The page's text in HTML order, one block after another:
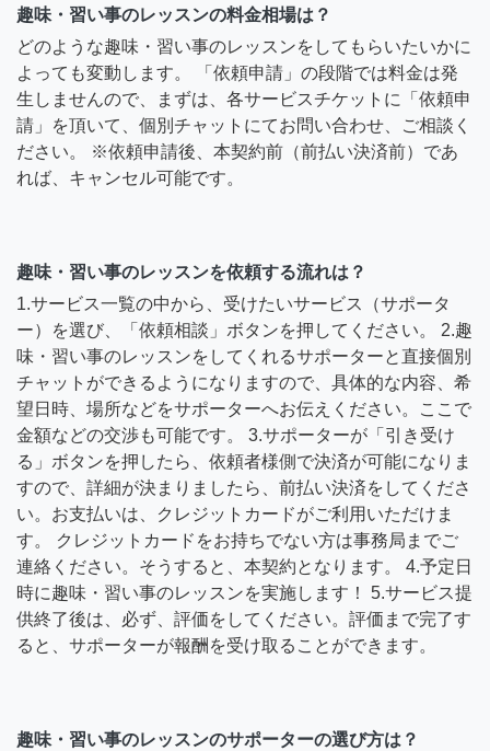
趣味・習い事のレッスンの料金相場は？
どのような趣味・習い事のレッスンをしてもらいたいかに
よっても変動します。 「依頼申請」の段階では料金は発
生しませんので、まずは、各サービスチケットに「依頼申
請」を頂いて、個別チャットにてお問い合わせ、ご相談く
ださい。 ※依頼申請後、本契約前（前払い決済前）であ
れば、キャンセル可能です。
趣味・習い事のレッスンを依頼する流れは？
1.サービス一覧の中から、受けたいサービス（サポータ
ー）を選び、「依頼相談」ボタンを押してください。 2.趣
味・習い事のレッスンをしてくれるサポーターと直接個別
チャットができるようになりますので、具体的な内容、希
望日時、場所などをサポーターへお伝えください。ここで
金額などの交渉も可能です。 3.サポーターが「引き受け
る」ボタンを押したら、依頼者様側で決済が可能になりま
すので、詳細が決まりましたら、前払い決済をしてくださ
い。お支払いは、クレジットカードがご利用いただけま
す。 クレジットカードをお持ちでない方は事務局までご
連絡ください。そうすると、本契約となります。 4.予定日
時に趣味・習い事のレッスンを実施します！ 5.サービス提
供終了後は、必ず、評価をしてください。評価まで完了す
ると、サポーターが報酬を受け取ることができます。
趣味・習い事のレッスンのサポーターの選び方は？